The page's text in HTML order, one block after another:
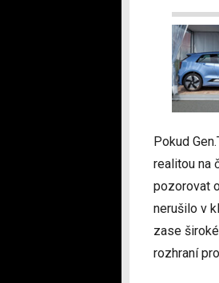
Pokud
realitou na
pozorovat
nerušilo v
zase
rozhraní